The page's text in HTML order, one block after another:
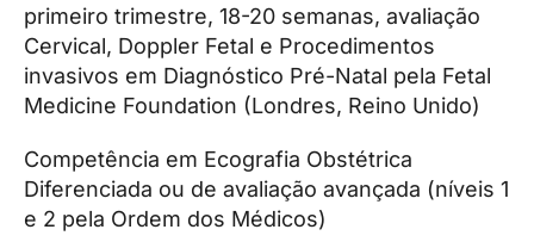
primeiro trimestre, 18-20 semanas, avaliação
Cervical, Doppler Fetal e Procedimentos
invasivos em Diagnóstico Pré-Natal pela Fetal
Medicine Foundation (Londres, Reino Unido)
Competência em Ecografia Obstétrica
Diferenciada ou de avaliação avançada (níveis 1
e 2 pela Ordem dos Médicos)